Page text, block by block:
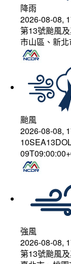
降雨
2026-08-08,
第13號颱風
市山區、新
颱風
2026-08-08,
強風
2026-08-08,
第13號颱風